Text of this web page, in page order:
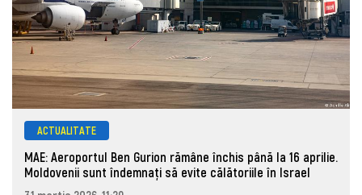
ACTUALITATE
MAE: Aeroportul Ben Gurion rămâne închis până la 16 aprilie.
Moldovenii sunt îndemnați să evite călătoriile în Israel